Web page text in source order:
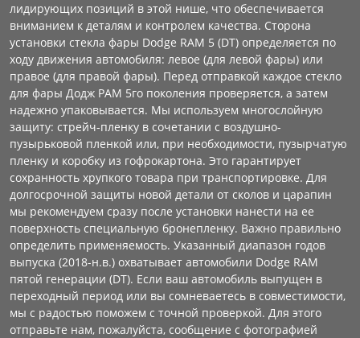
лидирующих позиций в этой нише, что обеспечивается
вниманием к деталям и контролем качества. Сторона
установки стекла фары Dodge RAM 5 (DT) определяется по
ходу движения автомобиля: левое (для левой фары) или
правое (для правой фары). Перед отправкой каждое стекло
для фары Додж РАМ 5го поколения проверяется, а затем
надежно упаковывается. Мы используем многослойную
защиту: стрейч-пленку в сочетании с воздушно-
пузырьковой пленкой или, при необходимости, пузырчатую
пленку и коробку из гофрокартона. Это гарантирует
сохранность хрупкого товара при транспортировке. Для
долгосрочной защиты новой детали от сколов и царапин
мы рекомендуем сразу после установки нанести на ее
поверхность специальную бронепленку. Важно правильно
определить применяемость. Указанный диапазон годов
выпуска (2018-н.в.) охватывает автомобили Dodge RAM
пятой генерации (DT). Если ваш автомобиль выпущен в
переходный период или вы сомневаетесь в совместимости,
мы с радостью поможем с точной проверкой. Для этого
отправьте нам, пожалуйста, сообщение с фотографией